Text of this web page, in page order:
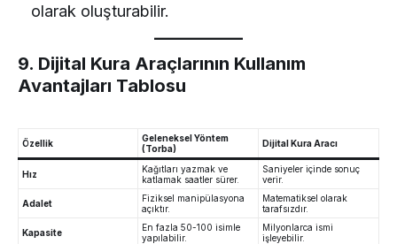
olarak oluşturabilir.
9. Dijital Kura Araçlarının Kullanım
Avantajları Tablosu
Özellik
Geleneksel Yöntem
(Torba)
Dijital Kura Aracı
Hız
Kağıtları yazmak ve
katlamak saatler sürer.
Saniyeler içinde sonuç
verir.
Adalet
Fiziksel manipülasyona
açıktır.
Matematiksel olarak
tarafsızdır.
Kapasite
En fazla 50-100 isimle
yapılabilir.
Milyonlarca ismi
işleyebilir.